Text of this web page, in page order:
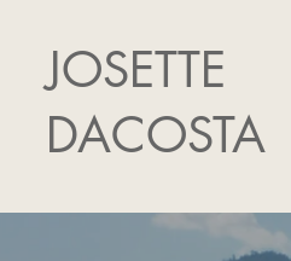
JOSETTE
DACOSTA